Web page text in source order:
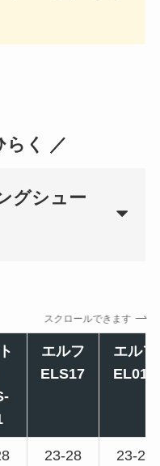
らく ／
グシュー
スクロールできます
エルフ
ELS17
エルフ
EL013
23-28 23-28